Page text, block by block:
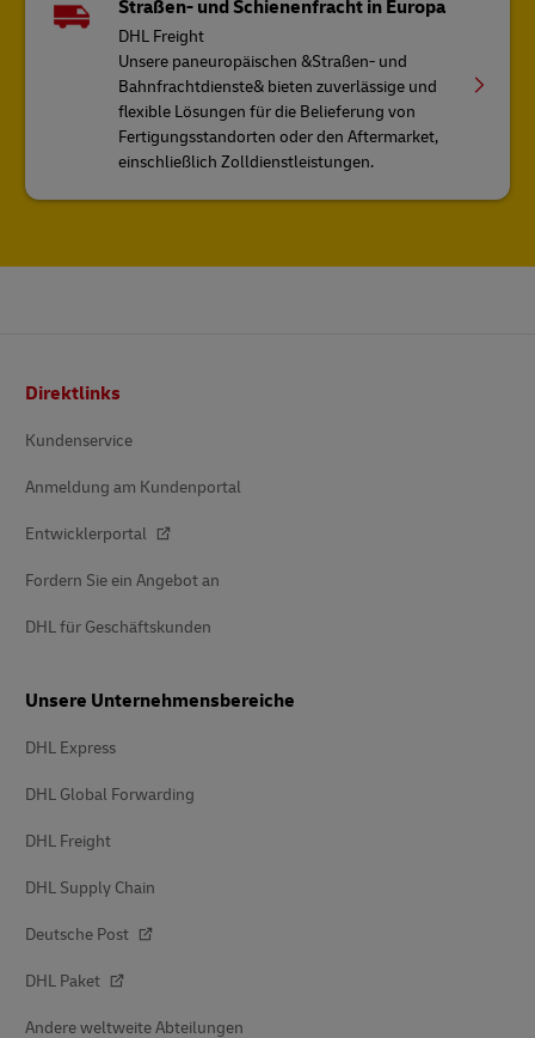
Straßen- und Schienenfracht in Europa
DHL Freight
Unsere paneuropäischen &Straßen- und
Bahnfrachtdienste& bieten zuverlässige und
flexible Lösungen für die Belieferung von
Fertigungsstandorten oder den Aftermarket,
einschließlich Zolldienstleistungen.
Direktlinks
Kundenservice
Anmeldung am Kundenportal
Entwicklerportal
Fordern Sie ein Angebot an
DHL für Geschäftskunden
Unsere Unternehmensbereiche
DHL Express
DHL Global Forwarding
DHL Freight
DHL Supply Chain
Deutsche Post
DHL Paket
Andere weltweite Abteilungen